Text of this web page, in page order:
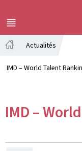
MENU
PRINCIPAL
Actualités
IMD – World Talent
IMD –